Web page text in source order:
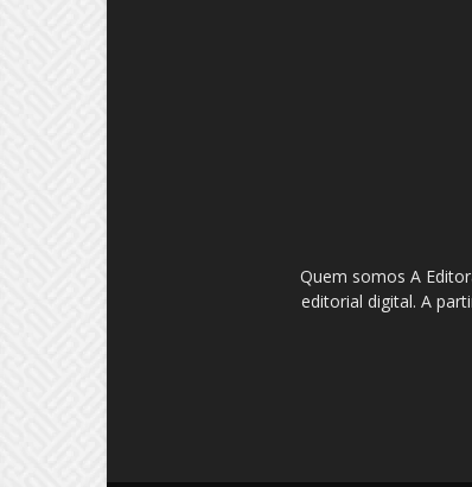
Quem somos A
editorial digital. A